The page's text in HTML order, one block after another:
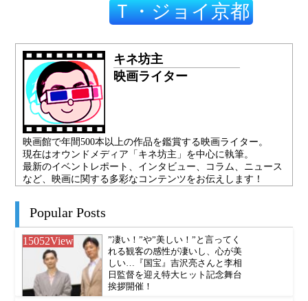
Ｔ・ジョイ京都
キネ坊主
映画ライター
映画館で年間500本以上の作品を鑑賞する映画ライター。
現在はオウンドメディア「キネ坊主」を中心に執筆。
最新のイベントレポート、インタビュー、コラム、ニュース
など、映画に関する多彩なコンテンツをお伝えします！
Popular Posts
15052View
”凄い！”や”美しい！”と言ってく
れる観客の感性が凄いし、心が美
しい…『国宝』吉沢亮さんと李相
日監督を迎え特大ヒット記念舞台
挨拶開催！